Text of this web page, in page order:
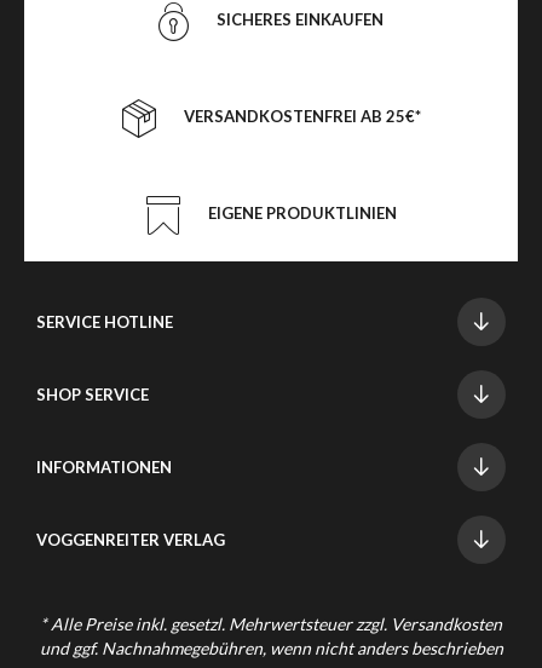
SICHERES EINKAUFEN
VERSANDKOSTENFREI AB 25€*
EIGENE PRODUKTLINIEN
SERVICE HOTLINE
SHOP SERVICE
INFORMATIONEN
VOGGENREITER VERLAG
* Alle Preise inkl. gesetzl. Mehrwertsteuer zzgl. Versandkosten
und ggf. Nachnahmegebühren, wenn nicht anders beschrieben